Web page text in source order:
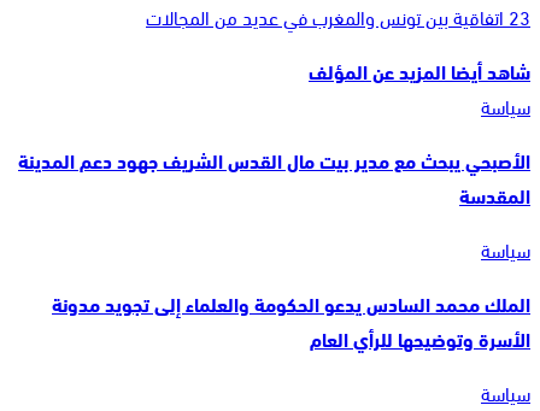
23 اتفاقية بين تونس والمغرب في عديد من المجالات
شاهد أيضاالمزيد عن المؤلف
سياسة
الأصبحي يبحث مع مدير بيت مال القدس الشريف جهود دعم المدينة
المقدسة
سياسة
الملك محمد السادس يدعو الحكومة والعلماء إلى تجويد مدونة
الأسرة وتوضيحها للرأي العام
سياسة